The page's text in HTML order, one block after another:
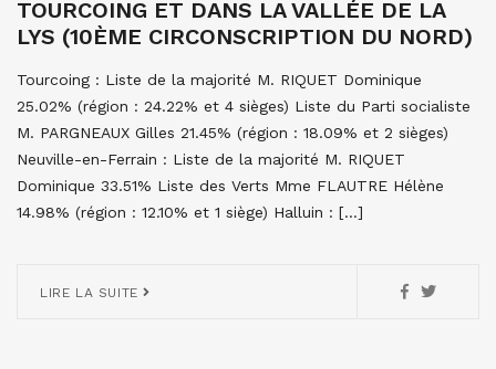
TOURCOING ET DANS LA VALLÉE DE LA
LYS (10ÈME CIRCONSCRIPTION DU NORD)
Tourcoing : Liste de la majorité M. RIQUET Dominique
25.02% (région : 24.22% et 4 sièges) Liste du Parti socialiste
M. PARGNEAUX Gilles 21.45% (région : 18.09% et 2 sièges)
Neuville-en-Ferrain : Liste de la majorité M. RIQUET
Dominique 33.51% Liste des Verts Mme FLAUTRE Hélène
14.98% (région : 12.10% et 1 siège) Halluin : […]
LIRE LA SUITE